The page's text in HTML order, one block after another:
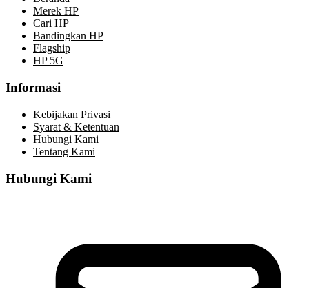
Merek HP
Cari HP
Bandingkan HP
Flagship
HP 5G
Informasi
Kebijakan Privasi
Syarat & Ketentuan
Hubungi Kami
Tentang Kami
Hubungi Kami